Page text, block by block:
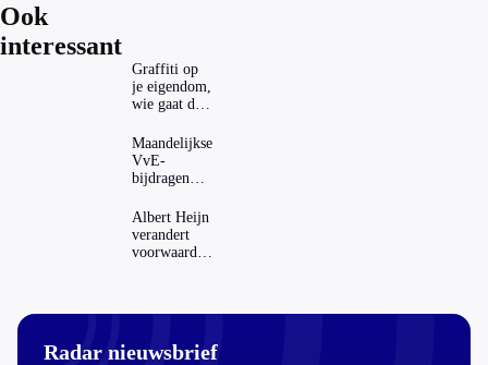
Ook
interessant
Graffiti op
je eigendom,
wie gaat dat
Maandelijkse
VvE-
bijdragen
dat invloed
op je
hypotheek?
Albert Heijn
verandert
voorwaarden
Radar nieuwsbrief